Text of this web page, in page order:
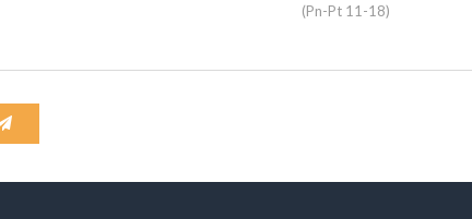
(Pn-Pt 11-18)